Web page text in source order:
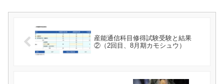
産能通信科目修得試験受験と結果
②（2回目、8月期カモシュウ）